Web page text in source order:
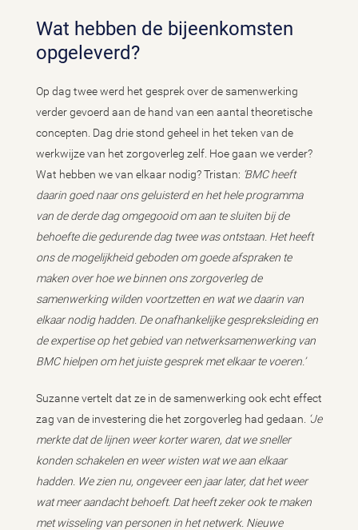
Wat hebben de bijeenkomsten
opgeleverd?
Op dag twee werd het gesprek over de samenwerking
verder gevoerd aan de hand van een aantal theoretische
concepten. Dag drie stond geheel in het teken van de
werkwijze van het zorgoverleg zelf. Hoe gaan we verder?
Wat hebben we van elkaar nodig? Tristan: ‘BMC heeft
daarin goed naar ons geluisterd en het hele programma
van de derde dag omgegooid om aan te sluiten bij de
behoefte die gedurende dag twee was ontstaan. Het heeft
ons de mogelijkheid geboden om goede afspraken te
maken over hoe we binnen ons zorgoverleg de
samenwerking wilden voortzetten en wat we daarin van
elkaar nodig hadden. De onafhankelijke gespreksleiding en
de expertise op het gebied van netwerksamenwerking van
BMC hielpen om het juiste gesprek met elkaar te voeren.’
Suzanne vertelt dat ze in de samenwerking ook echt effect
zag van de investering die het zorgoverleg had gedaan. ‘Je
merkte dat de lijnen weer korter waren, dat we sneller
konden schakelen en weer wisten wat we aan elkaar
hadden. We zien nu, ongeveer een jaar later, dat het weer
wat meer aandacht behoeft. Dat heeft zeker ook te maken
met wisseling van personen in het netwerk. Nieuwe